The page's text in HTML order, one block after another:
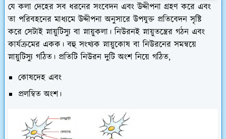
যে কলা দেহের সব ধরনের সংবেদন এবং উদ্দীপনা গ্রহণ করে এবং
তা পরিবহনের মাধ্যমে উদ্দীপনা অনুসারে উপযুক্ত প্রতিবেদন সৃষ্টি
করে সেটাই স্নায়ুটিস্যু বা স্নায়ুকলা। নিউরনই স্নায়ুতন্ত্রের গঠন এবং
কার্যক্রমের একক। বহু সংখ্যক স্নায়ুকোষ বা নিউরনের সমন্বয়ে
স্নায়ুটিস্যু গঠিত। প্রতিটি নিউরন দুটি অংশ নিয়ে গঠিত,
কোষদেহ এবং
প্রলম্বিত অংশ।